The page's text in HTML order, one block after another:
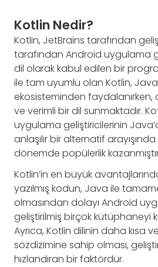
Kotlin Nedir?
Kotlin, JetBrains tarafından
tarafından Android uygulama
dil olarak kabul edilen bir
ile tam uyumlu olan Kotlin,
ekosisteminden
ve verimli bir dil sunmaktadır.
uygulama geliştiricilerinin
anlaşılır bir alternatif
dönemde popülerlik
Kotlin’in en büyük
yazılmış kodun, Java ile
olmasından dolayı Android
geliştirilmiş birçok kütüphaneyi
Ayrıca, Kotlin dilinin daha kısa
sözdizimine sahip olması,
hızlandıran bir faktördür.